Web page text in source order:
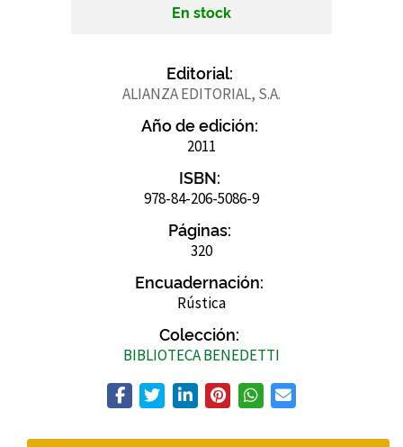
En stock
Editorial:
ALIANZA EDITORIAL, S.A.
Año de edición:
2011
ISBN:
978-84-206-5086-9
Páginas:
320
Encuadernación:
Rústica
Colección:
BIBLIOTECA BENEDETTI